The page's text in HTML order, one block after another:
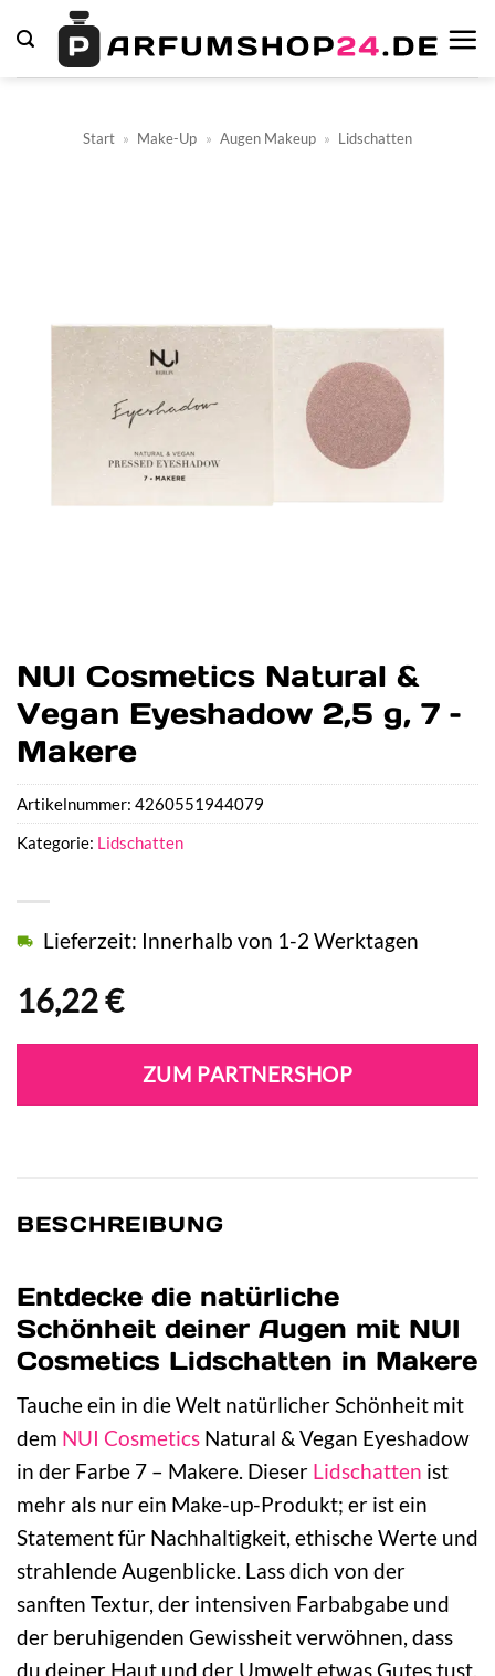
Inhalt
springen
Start » Make-Up » Augen Makeup » Lidschatten
NUI Cosmetics Natural &
Vegan Eyeshadow 2,5 g, 7 –
Makere
16,22€
Lieferzeit: Innerhalb von 1-2 Werktagen
ZUM PARTNERSHOP
Artikelnummer: 4260551944079
Kategorie: Lidschatten
BESCHREIBUNG
Entdecke die natürliche
Schönheit deiner Augen mit NUI
Cosmetics Lidschatten in Makere
Tauche ein in die Welt natürlicher Schönheit mit
dem NUI Cosmetics Natural & Vegan Eyeshadow
in der Farbe 7 – Makere. Dieser Lidschatten ist
mehr als nur ein Make-up-Produkt; er ist ein
Statement für Nachhaltigkeit, ethische Werte und
strahlende Augenblicke. Lass dich von der
sanften Textur, der intensiven Farbabgabe und
der beruhigenden Gewissheit verwöhnen, dass
du deiner Haut und der Umwelt etwas Gutes tust.